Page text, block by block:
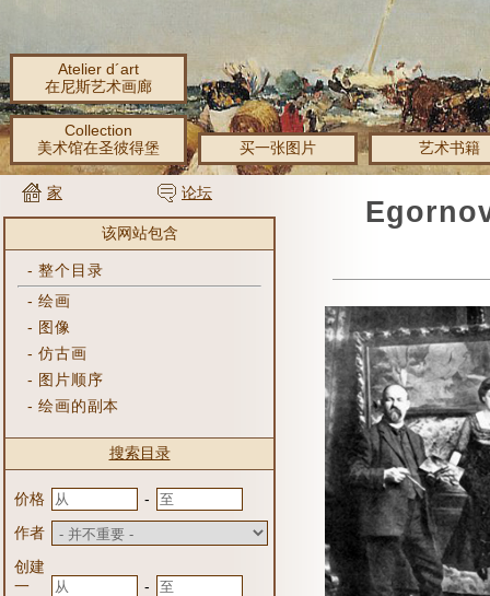
Atelier d´art
在尼斯艺术画廊
Collection
美术馆在圣彼得堡
买一张图片 艺术书籍
家 论坛
该网站包含
-整个目录
-绘画
- 图像
-仿古画
- 图片顺序
-绘画的副本
搜索目录
价格
-
作者
创建
一
-